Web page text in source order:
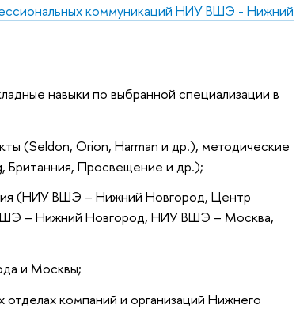
коммуникаций НИУ ВШЭ - Нижний
навыки по выбранной специализации в
(Seldon, Orion, Harman и др.), методические
Британния, Просвещение и др.);
(НИУ ВШЭ – Нижний Новгород, Центр
– Нижний Новгород, НИУ ВШЭ – Москва,
и Москвы;
компаний и организаций Нижнего